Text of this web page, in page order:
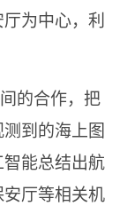
为中心，利
的合作，把
到的海上图
能总结出航
厅等相关机